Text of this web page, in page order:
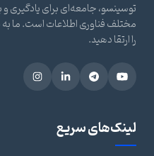
توسینسو، جامعه‌ای برای یادگیری
مختلف فناوری اطلاعات است. ما
را ارتقا دهید.
لینک‌های سریع